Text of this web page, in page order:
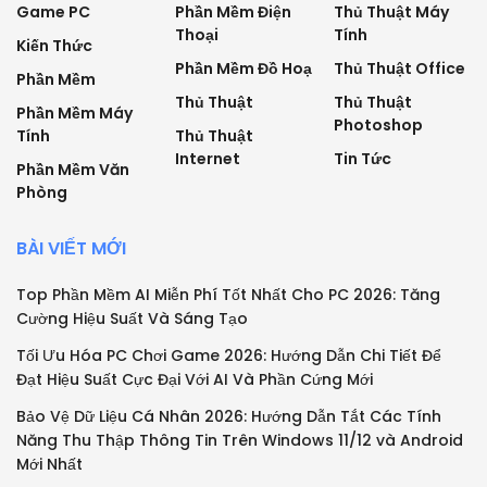
Game PC
Kiến Thức
Phần Mềm
Phần Mềm Máy
Tính
Phần Mềm Văn
Phòng
Phần Mềm Điện
Thoại
Phần Mềm Đồ Hoạ
Thủ Thuật
Thủ Thuật
Internet
Thủ Thuật Máy
Tính
Thủ Thuật Office
Thủ Thuật
Photoshop
Tin Tức
BÀI VIẾT MỚI
Top Phần Mềm AI Miễn Phí Tốt Nhất Cho PC 2026: Tăng
Cường Hiệu Suất Và Sáng Tạo
Tối Ưu Hóa PC Chơi Game 2026: Hướng Dẫn Chi Tiết Để
Đạt Hiệu Suất Cực Đại Với AI Và Phần Cứng Mới
Bảo Vệ Dữ Liệu Cá Nhân 2026: Hướng Dẫn Tắt Các Tính
Năng Thu Thập Thông Tin Trên Windows 11/12 và Android
Mới Nhất